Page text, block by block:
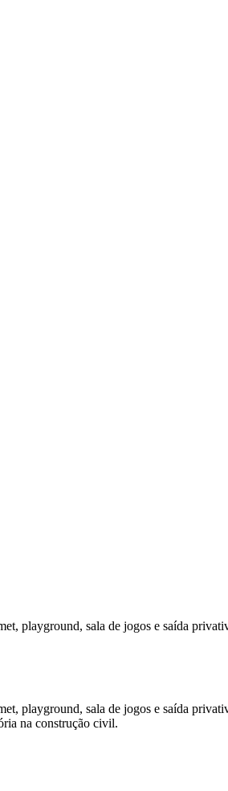
playground, sala de jogos e saída
playground, sala de jogos e saída
na construção civil.